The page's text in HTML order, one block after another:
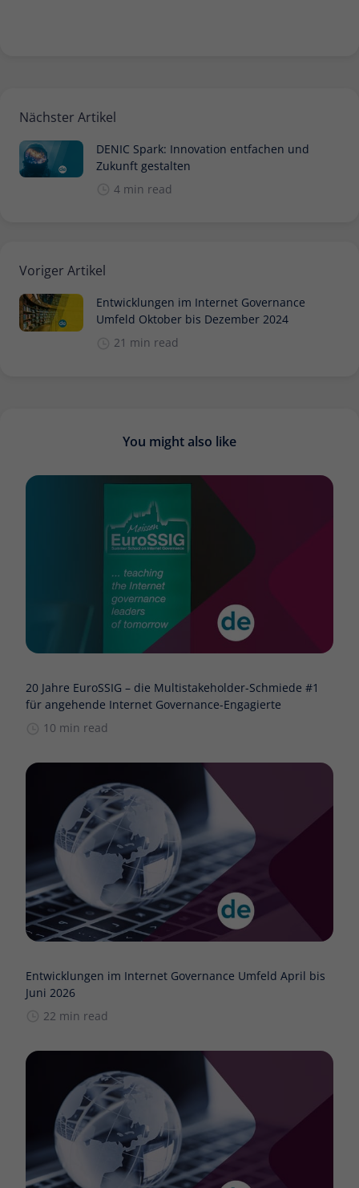
Nächster Artikel
DENIC Spark: Innovation entfachen und
Zukunft gestalten
4 min read
Voriger Artikel
Entwicklungen im Internet Governance
Umfeld Oktober bis Dezember 2024
21 min read
You might also like
20 Jahre EuroSSIG – die Multistakeholder-Schmiede #1
für angehende Internet Governance-Engagierte
10 min read
Entwicklungen im Internet Governance Umfeld April bis
Juni 2026
22 min read